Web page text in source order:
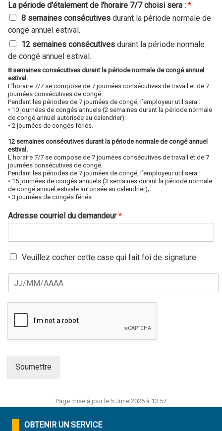
La période d'étalement de l'horaire 7/7 choisi sera : *
8 semaines consécutives durant la période normale de
congé annuel estival.
12 semaines consécutives durant la période normale
de congé annuel estival.
8 semaines consécutives durant la période normale de congé annuel
estival.
L’horaire 7/7 se compose de 7 journées consécutives de travail et de 7
journées consécutives de congé.
Pendant les périodes de 7 journées de congé, l’employeur utilisera :
• 10 journées de congés annuels (2 semaines durant la période normale
de congé annuel autorisée au calendrier);
• 2 journées de congés fériés.
12 semaines consécutives durant la période normale de congé annuel
estival.
L’horaire 7/7 se compose de 7 journées consécutives de travail et de 7
journées consécutives de congé.
Pendant les périodes de 7 journées de congé, l’employeur utilisera :
• 15 journées de congés annuels (3 semaines durant la période normale
de congé annuel estivale autorisée au calendrier);
• 3 journées de congés fériés.
Adresse courriel du demandeur*
S
g
a
t
Veuillez cocher cette case qui fait foi de signature
g
a
u
*
Soumettre
Page mise à jour le 5 June 2025 à 13:57
OBTENIR UN SERVICE